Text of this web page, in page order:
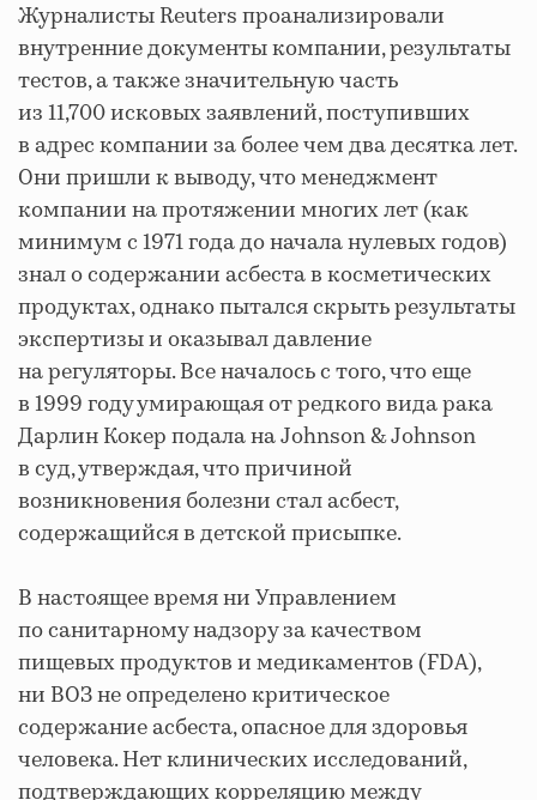
Журналисты Reuters проанализировали
внутренние документы компании, результаты
тестов, а также значительную часть
из 11,700 исковых заявлений, поступивших
в адрес компании за более чем два десятка лет.
Они пришли к выводу, что менеджмент
компании на протяжении многих лет (как
минимум с 1971 года до начала нулевых годов)
знал о содержании асбеста в косметических
продуктах, однако пытался скрыть результаты
экспертизы и оказывал давление
на регуляторы. Все началось с того, что еще
в 1999 году умирающая от редкого вида рака
Дарлин Кокер подала на Johnson & Johnson
в суд, утверждая, что причиной
возникновения болезни стал асбест,
содержащийся в детской присыпке.
В настоящее время ни Управлением
по санитарному надзору за качеством
пищевых продуктов и медикаментов (FDA),
ни ВОЗ не определено критическое
содержание асбеста, опасное для здоровья
человека. Нет клинических исследований,
подтверждающих корреляцию между